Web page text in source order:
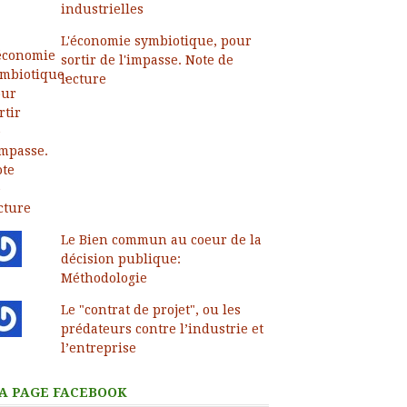
industrielles
L'économie symbiotique, pour
sortir de l'impasse. Note de
lecture
Le Bien commun au coeur de la
décision publique:
Méthodologie
Le "contrat de projet", ou les
prédateurs contre l’industrie et
l’entreprise
PAGE FACEBOOK